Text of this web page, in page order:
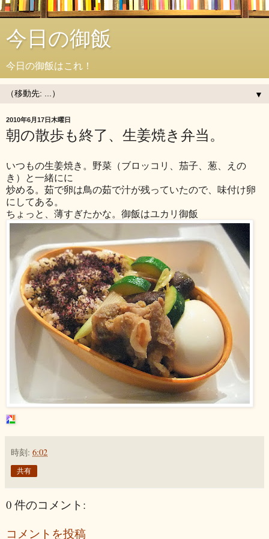
今日の御飯
今日の御飯はこれ！
▼
2010年6月17日木曜日
朝の散歩も終了、生姜焼き弁当。
いつもの生姜焼き。野菜（ブロッコリ、茄子、葱、えの
き）と一緒にに
炒める。茹で卵は鳥の茹で汁が残っていたので、味付け卵
にしてある。
ちょっと、薄すぎたかな。御飯はユカリ御飯
時刻: 6:02
共有
0 件のコメント:
コメントを投稿